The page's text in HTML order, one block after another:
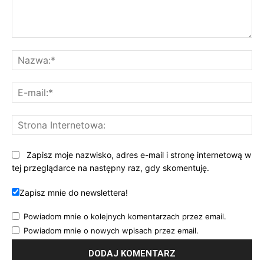
Zapisz moje nazwisko, adres e-mail i stronę internetową w
tej przeglądarce na następny raz, gdy skomentuję.
Zapisz mnie do newslettera!
Powiadom mnie o kolejnych komentarzach przez email.
Powiadom mnie o nowych wpisach przez email.